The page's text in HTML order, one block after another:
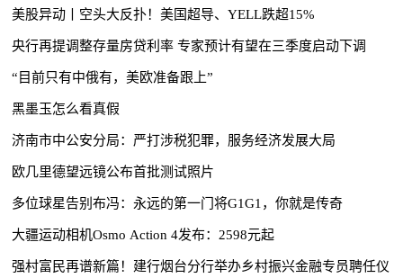
美股异动丨空头大反扑！美国超导、YELL跌超15%
央行再提调整存量房贷利率 专家预计有望在三季度启动下调
“目前只有中俄有，美欧准备跟上”
黑墨玉怎么看真假
济南市中公安分局：严打涉税犯罪，服务经济发展大局
欧几里德望远镜公布首批测试照片
多位球星告别布冯：永远的第一门将G1G1，你就是传奇
大疆运动相机Osmo Action 4发布：2598元起
强村富民再谱新篇！建行烟台分行举办乡村振兴金融专员聘任仪